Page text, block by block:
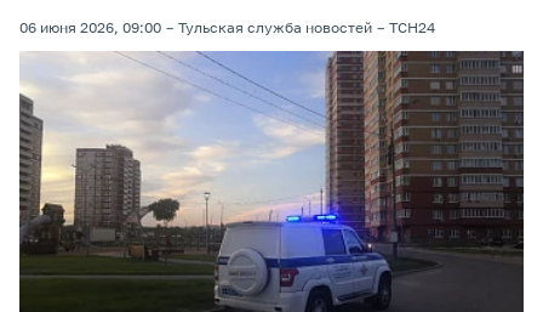
06 июня 2026, 09:00 Тульская служба новостей ТСН24